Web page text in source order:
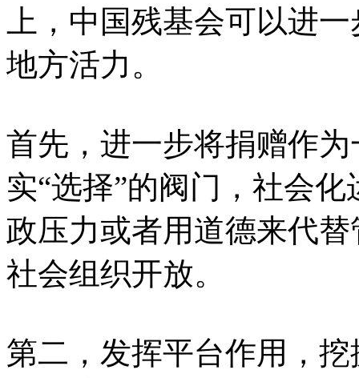
上，中国残基会可以进
地方活力。
首先，进一步将捐赠作为
实“选择”的阀门，社会
政压力或者用道德来代
社会组织开放。
第二，发挥平台作用，